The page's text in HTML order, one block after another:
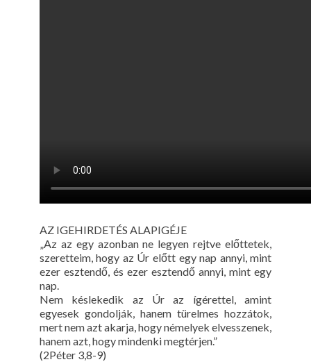
AZ IGEHIRDETÉS ALAPIGÉJE
„Az az egy azonban ne legyen rejtve előttetek,
szeretteim, hogy az Úr előtt egy nap annyi, mint
ezer esztendő, és ezer esztendő annyi, mint egy
nap.
Nem késlekedik az Úr az ígérettel, amint
egyesek gondolják, hanem türelmes hozzátok,
mert nem azt akarja, hogy némelyek elvesszenek,
hanem azt, hogy mindenki megtérjen.”
(2Péter 3,8-9)